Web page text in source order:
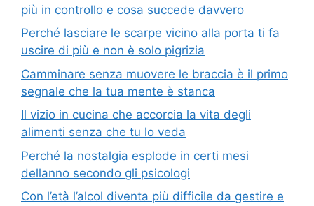
più in controllo e cosa succede davvero
Perché lasciare le scarpe vicino alla porta ti fa
uscire di più e non è solo pigrizia
Camminare senza muovere le braccia è il primo
segnale che la tua mente è stanca
Il vizio in cucina che accorcia la vita degli
alimenti senza che tu lo veda
Perché la nostalgia esplode in certi mesi
dellanno secondo gli psicologi
Con l’età l’alcol diventa più difficile da gestire e